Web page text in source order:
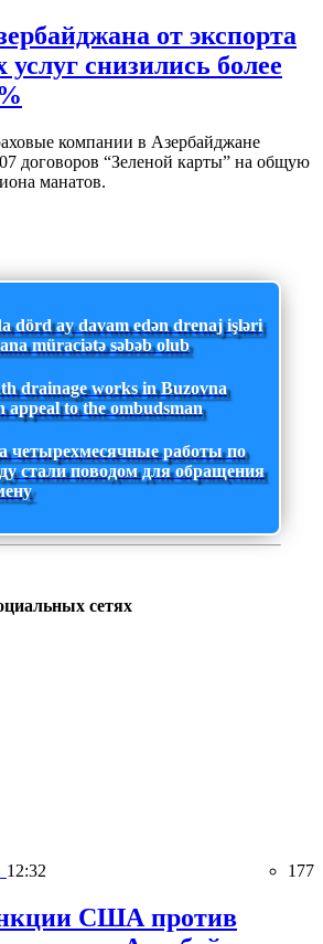
от экспорта
услуг снизились более
компании в Азербайджане
договоров “Зеленой карты” на общую
манатов.
dörd ay davam edən drenaj işləri
müraciətə səbəb olub
drainage works in Buzovna
appeal to the ombudsman
четырехмесячные работы по
стали поводом для обращения
сетях
12:32 177
США против